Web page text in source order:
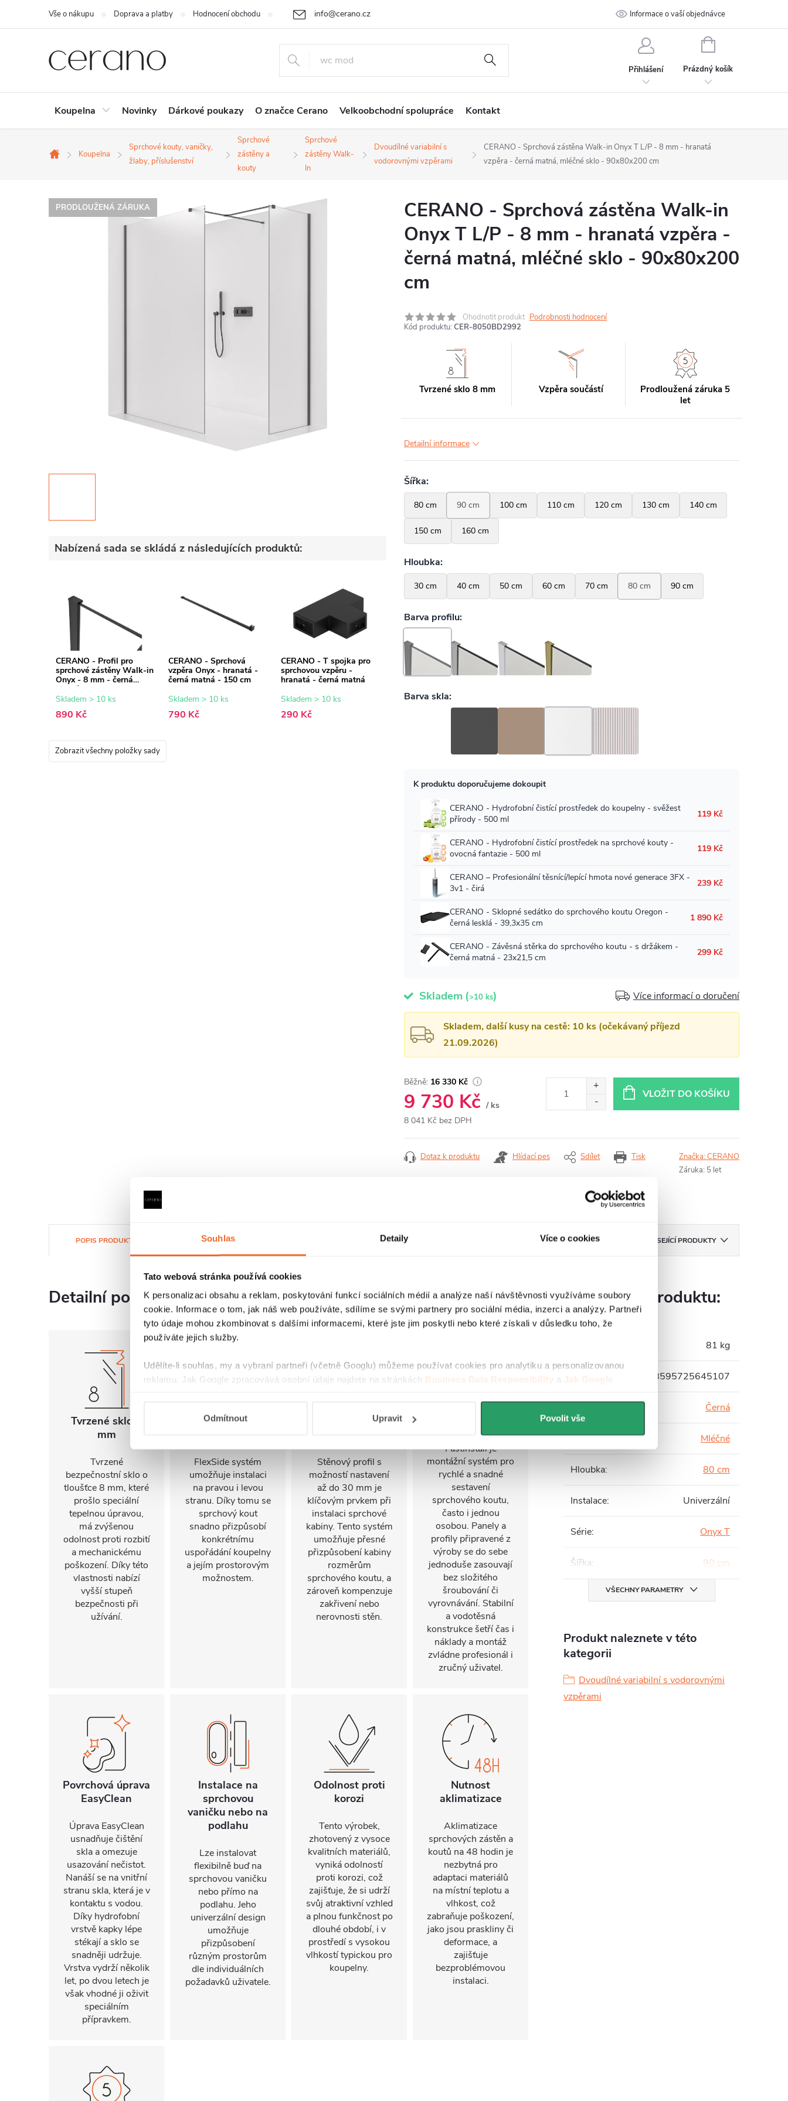
Souhlas Detaily Více o cookies
Tato webová stránka používá cookies
K personalizaci obsahu a reklam, poskytování funkcí sociálních médií a analýze naší návštěvnosti využíváme soubory
cookie. Informace o tom, jak náš web používáte, sdílíme se svými partnery pro sociální média, inzerci a analýzy. Partneři
tyto údaje mohou zkombinovat s dalšími informacemi, které jste jim poskytli nebo které získali v důsledku toho, že
používáte jejich služby.
Udělíte-li souhlas, my a vybraní partneři (včetně Googlu) můžeme používat cookies pro analytiku a personalizovanou
reklamu. Jak Google zpracovává osobní údaje najdete na stránkách Business Data Responsibility a Jak Google
Odmítnout Upravit Povolit vše
+420 226 400 232
info@cerano.cz
Vše o nákupu Doprava a platby Hodnocení obchodu Cenová nabídka na míru Ochrana osobních údajů Kontakt
Informace o vaší objednávce
Přihlášení
NÁKUPNÍ
Prázdný košík
Koupelna Novinky Dárkové poukazy O značce Cerano Velkoobchodní spolupráce Kontakt
Domů
Koupelna
Sprchové kouty, vaničky,
žlaby, příslušenství
Sprchové
zástěny a
kouty
Sprchové
zástěny Walk-
In
Dvoudílné variabilní s
vodorovnými vzpěrami
CERANO - Sprchová zástěna Walk-in Onyx T L/P - 8 mm - hranatá
vzpěra - černá matná, mléčné sklo - 90x80x200 cm
PRODLOUŽENÁ ZÁRUKA
Nabízená sada se skládá z následujících produktů:
CERANO - Profil pro
sprchové zástěny Walk-in
Onyx - 8 mm - černá
matná - 15 mm
Skladem > 10 ks
890 Kč
CERANO - Sprchová
vzpěra Onyx - hranatá -
černá matná - 150 cm
Skladem > 10 ks
790 Kč
CERANO - T spojka pro
sprchovou vzpěru -
hranatá - černá matná
Skladem > 10 ks
290 Kč
Zobrazit všechny položky sady
CERANO - Sprchová zástěna Walk-in
Onyx T L/P - 8 mm - hranatá vzpěra -
černá matná, mléčné sklo - 90x80x200
cm
Ohodnotit produkt Podrobnosti hodnocení
Kód produktu: CER-8050BD2992
Tvrzené sklo 8 mm Vzpěra součástí
Prodloužená záruka 5
let
Detailní informace
Skladem (>10 ks) Více informací o doručení
Skladem, další kusy na cestě: 10 ks (očekávaný příjezd
21.09.2026)
16 330 Kč
9 730 Kč / ks
8 041 Kč bez DPH
VLOŽIT DO KOŠÍKU
Tisk
Dotaz k produktu Hlídací pes Sdílet Značka:CERANO
Záruka: 5 let
POPIS PRODUKTU SOUBORY KE STAŽENÍ ZNAČKA CERANO SOUVISEJÍCÍ PRODUKTY
Detailní popis produktu
Tvrzené sklo 8
mm
Tvrzené
bezpečnostní sklo o
tloušťce 8 mm, které
prošlo speciální
tepelnou úpravou,
má zvýšenou
odolnost proti rozbití
a mechanickému
poškození. Díky této
vlastnosti nabízí
vyšší stupeň
bezpečnosti při
užívání.
Univerzální
FlexSide systém
umožňuje instalaci
na pravou i levou
stranu. Díky tomu se
sprchový kout
snadno přizpůsobí
konkrétnímu
uspořádání koupelny
a jejím prostorovým
možnostem.
Nastavitelný
Stěnový profil s
možností nastavení
až do 30 mm je
klíčovým prvkem při
instalaci sprchové
kabiny. Tento systém
umožňuje přesné
přizpůsobení kabiny
rozměrům
sprchového koutu, a
zároveň kompenzuje
zakřivení nebo
nerovnosti stěn.
FastInstall je
montážní systém pro
rychlé a snadné
sestavení
sprchového koutu,
často i jednou
osobou. Panely a
profily připravené z
výroby se do sebe
jednoduše zasouvají
bez složitého
šroubování či
vyrovnávání. Stabilní
a vodotěsná
konstrukce šetří čas i
náklady a montáž
zvládne profesionál i
zručný uživatel.
Povrchová úprava
EasyClean
Úprava EasyClean
usnadňuje čištění
skla a omezuje
usazování nečistot.
Nanáší se na vnitřní
stranu skla, která je v
kontaktu s vodou.
Díky hydrofobní
vrstvě kapky lépe
stékají a sklo se
snadněji udržuje.
Vrstva vydrží několik
let, po dvou letech je
však vhodné ji oživit
speciálním
přípravkem.
Instalace na
sprchovou
vaničku nebo na
podlahu
Lze instalovat
flexibilně buď na
sprchovou vaničku
nebo přímo na
podlahu. Jeho
univerzální design
umožňuje
přizpůsobení
různým prostorům
dle individuálních
požadavků uživatele.
Odolnost proti
korozi
Tento výrobek,
zhotovený z vysoce
kvalitních materiálů,
vyniká odolností
proti korozi, což
zajišťuje, že si udrží
svůj atraktivní vzhled
a plnou funkčnost po
dlouhé období, i v
prostředí s vysokou
vlhkostí typickou pro
koupelny.
Nutnost
aklimatizace
Aklimatizace
sprchových zástěn a
koutů na 48 hodin je
nezbytná pro
adaptaci materiálů
na místní teplotu a
vlhkost, což
zabraňuje poškození,
jako jsou praskliny či
deformace, a
zajišťuje
bezproblémovou
instalaci.
Parametry produktu:
81 kg
EAN: 8595725645107
Černá
Barva skla: Mléčné
Hloubka: 80 cm
Instalace: Univerzální
Série: Onyx T
Šířka: 90 cm
VŠECHNY PARAMETRY
Produkt naleznete v této
kategorii
Dvoudílné variabilní s vodorovnými
vzpěrami